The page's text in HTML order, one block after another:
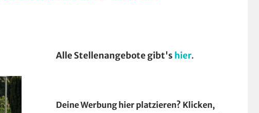
Alle Stellenangebote gibt's hier.
Deine Werbung hier platzieren? Klicken,